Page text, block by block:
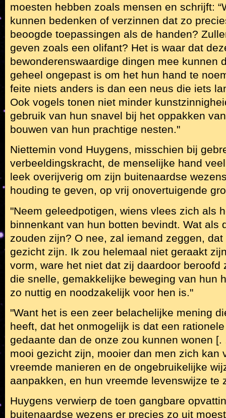
moesten hebben zoals mensen en schrijft:
kunnen bedenken of verzinnen dat zo
beoogde toepassingen als de handen?
geven zoals een olifant? Het is waar dat
bewonderenswaardige dingen mee kunnen
geheel ongepast is om het hun hand te
feite niets anders is dan een neus die iets
Ook vogels tonen niet minder
gebruik van hun snavel bij het oppakken
bouwen van hun prachtige nesten."
Niettemin vond Huygens, misschien bij
verbeeldingskracht, de menselijke hand
leek overijverig om zijn buitenaardse
houding te geven, op vrij onovertuigende
"Neem geleedpotigen, wiens vlees zich als
binnenkant van hun botten bevindt. Wat als
zouden zijn? O nee, zal iemand zeggen,
gezicht zijn. Ik zou helemaal niet geraakt
vorm, ware het niet dat zij daardoor beroofd
die snelle, gemakkelijke beweging van hun
zo nuttig en noodzakelijk voor hen is."
"Want het is een zeer belachelijke mening
heeft, dat het onmogelijk is dat een
gedaante dan de onze zou kunnen wonen
mooi gezicht zijn, mooier dan men zich kan
vreemde manieren en de ongebruikelijke
aanpakken, en hun vreemde levenswijze te
Huygens verwierp de toen gangbare
buitenaardse wezens er precies zo uit